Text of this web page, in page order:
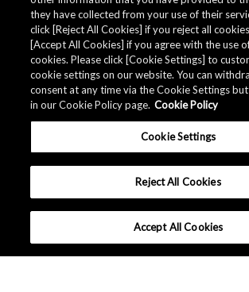
they have collected from your use of their
click [Reject All Cookies] if you reject all
[Accept All Cookies] if you agree with the use
cookies. Please click [Cookie Settings] to
cookie settings on our website. You can
consent at any time via the Cookie Settings
in our Cookie Policy page. Cookie Policy
Cookie Settings
Reject All Cookies
Accept All Cookies